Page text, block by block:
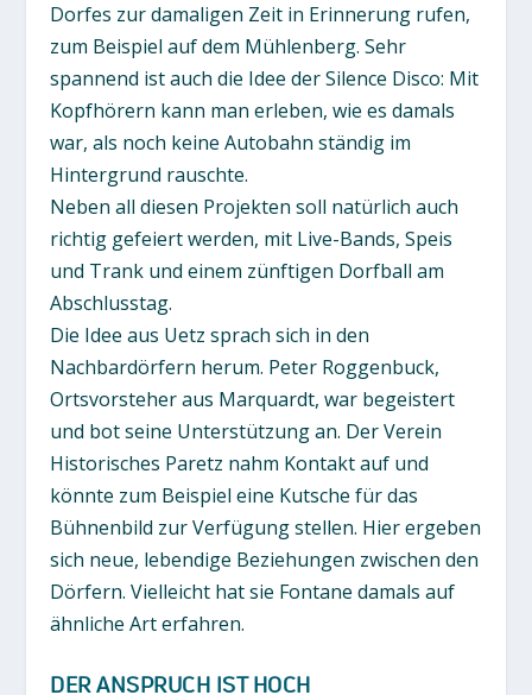
Dorfes zur damaligen Zeit in Erinnerung rufen,
zum Beispiel auf dem Mühlenberg. Sehr
spannend ist auch die Idee der Silence Disco: Mit
Kopfhörern kann man erleben, wie es damals
war, als noch keine Autobahn ständig im
Hintergrund rauschte.
Neben all diesen Projekten soll natürlich auch
richtig gefeiert werden, mit Live-Bands, Speis
und Trank und einem zünftigen Dorfball am
Abschlusstag.
Die Idee aus Uetz sprach sich in den
Nachbardörfern herum. Peter Roggenbuck,
Ortsvorsteher aus Marquardt, war begeistert
und bot seine Unterstützung an. Der Verein
Historisches Paretz nahm Kontakt auf und
könnte zum Beispiel eine Kutsche für das
Bühnenbild zur Verfügung stellen. Hier ergeben
sich neue, lebendige Beziehungen zwischen den
Dörfern. Vielleicht hat sie Fontane damals auf
ähnliche Art erfahren.
DER ANSPRUCH IST HOCH